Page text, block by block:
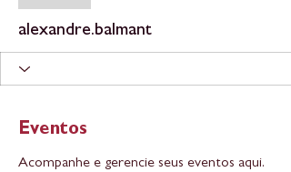
alexandre.balmant
Eventos
Acompanhe e gerencie seus eventos aqui.